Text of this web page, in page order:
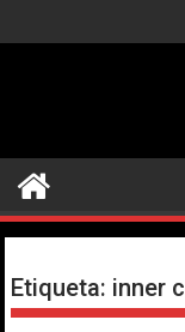
al
Etiqueta: inner